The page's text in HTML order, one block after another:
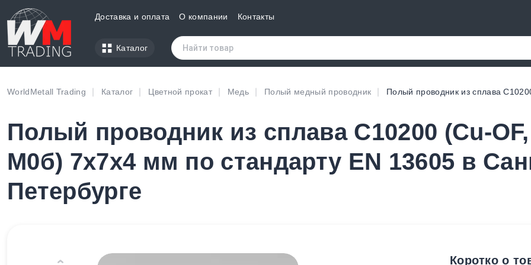
Доставка и оплата О компании Контакты
Каталог
WorldMetall Trading Каталог Цветной прокат Медь Полый медный проводник Полый проводник из сплава
Полый проводник из сплава C10200 (Cu-OF,
М0б) 7х7х4 мм по стандарту EN 13605 в
Петербурге
Коротко о